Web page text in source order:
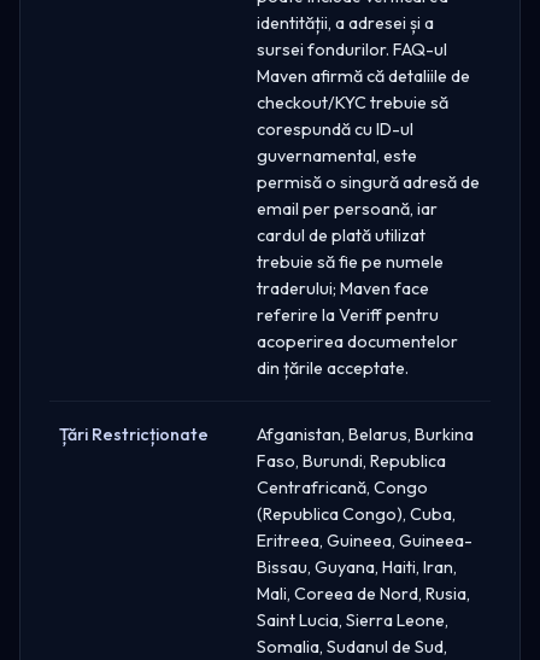
identității, a adresei și a
sursei fondurilor. FAQ-ul
Maven afirmă că detaliile de
checkout/KYC trebuie să
corespundă cu ID-ul
guvernamental, este
permisă o singură adresă de
email per persoană, iar
cardul de plată utilizat
trebuie să fie pe numele
traderului; Maven face
referire la Veriff pentru
acoperirea documentelor
din țările acceptate.
Țări Restricționate
Afganistan, Belarus, Burkina
Faso, Burundi, Republica
Centrafricană, Congo
(Republica Congo), Cuba,
Eritreea, Guineea, Guineea-
Bissau, Guyana, Haiti, Iran,
Mali, Coreea de Nord, Rusia,
Saint Lucia, Sierra Leone,
Somalia, Sudanul de Sud,